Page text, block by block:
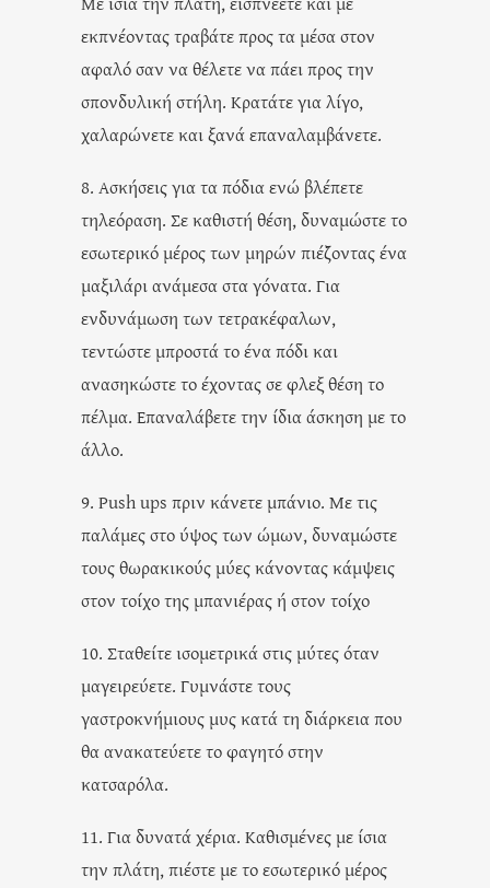
εκπνέοντας τραβάτε προς τα μέσα στον
αφαλό σαν να θέλετε να πάει προς την
σπονδυλική στήλη. Κρατάτε για λίγο,
χαλαρώνετε και ξανά επαναλαμβάνετε.
8. Ασκήσεις για τα πόδια ενώ βλέπετε
τηλεόραση. Σε καθιστή θέση, δυναμώστε το
εσωτερικό μέρος των μηρών πιέζοντας ένα
μαξιλάρι ανάμεσα στα γόνατα. Για
ενδυνάμωση των τετρακέφαλων,
τεντώστε μπροστά το ένα πόδι και
ανασηκώστε το έχοντας σε φλεξ θέση το
πέλμα. Επαναλάβετε την ίδια άσκηση με το
άλλο.
9. Ρush ups πριν κάνετε μπάνιο. Με τις
παλάμες στο ύψος των ώμων, δυναμώστε
τους θωρακικούς μύες κάνοντας κάμψεις
στον τοίχο της μπανιέρας ή στον τοίχο
10. Σταθείτε ισομετρικά στις μύτες όταν
μαγειρεύετε. Γυμνάστε τους
γαστροκνήμιους μυς κατά τη διάρκεια που
θα ανακατεύετε το φαγητό στην
κατσαρόλα.
11. Για δυνατά χέρια. Καθισμένες με ίσια
την πλάτη, πιέστε με το εσωτερικό μέρος